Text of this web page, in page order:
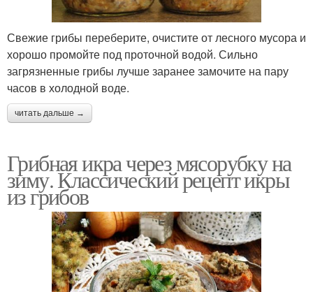
Свежие грибы переберите, очистите от лесного мусора и
хорошо промойте под проточной водой. Сильно
загрязненные грибы лучше заранее замочите на пару
часов в холодной воде.
читать дальше →
Грибная икра через мясорубку на
зиму. Классический рецепт икры
из грибов